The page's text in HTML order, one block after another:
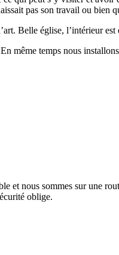
pas son travail ou bien
Belle église, l’intérieur est
même temps nous
et nous sommes sur une
oblige.